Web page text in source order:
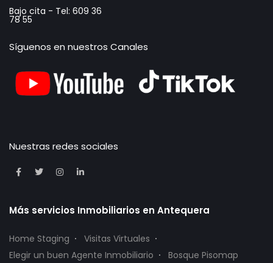
Bajo cita - Tel: 609 36
78 55
Síguenos en nuestros Canales
Nuestras redes sociales
Más servicios Inmobiliarios en Antequera
Home Staging
Visitas Virtuales
Elegir un buen Agente Inmobiliario
Bosque Pisomap